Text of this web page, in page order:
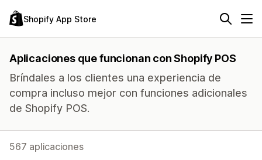
Shopify App Store
Aplicaciones que funcionan con Shopify POS
Bríndales a los clientes una experiencia de
compra incluso mejor con funciones adicionales
de Shopify POS.
567 aplicaciones